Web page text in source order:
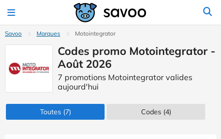
Savoo Marques Motointegrator
Codes promo Motointegrator -
Août 2026
7 promotions Motointegrator valides
aujourd'hui
Toutes(7) Codes(4)